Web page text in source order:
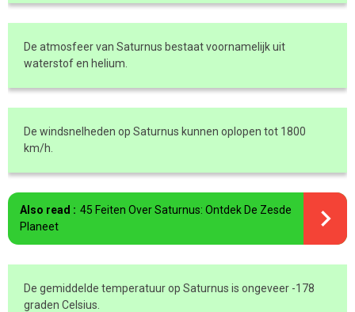
De atmosfeer van Saturnus bestaat voornamelijk uit
waterstof en helium.
De windsnelheden op Saturnus kunnen oplopen tot 1800
km/h.
Also read : 45 Feiten Over Saturnus: Ontdek De Zesde
Planeet
De gemiddelde temperatuur op Saturnus is ongeveer -178
graden Celsius.